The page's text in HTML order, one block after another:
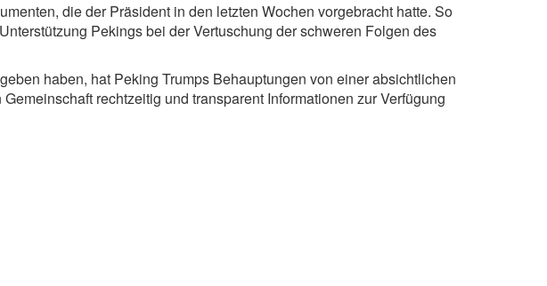
die der Präsident in den letzten Wochen vorgebracht hatte. So
Pekings bei der Vertuschung der schweren Folgen des
haben, hat Peking Trumps Behauptungen von einer absichtlichen
rechtzeitig und transparent Informationen zur Verfügung